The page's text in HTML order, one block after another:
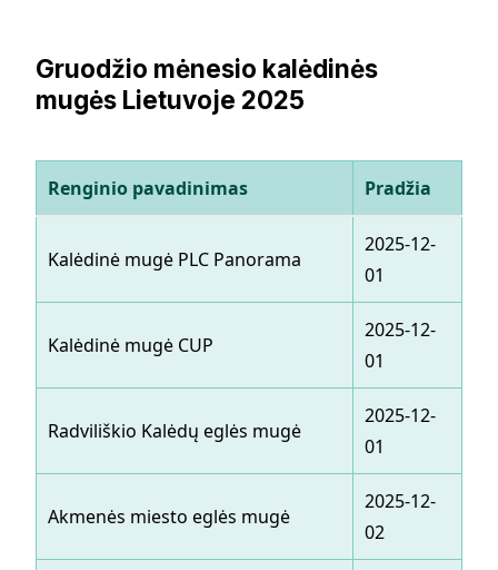
Gruodžio mėnesio kalėdinės
mugės Lietuvoje 2025
Renginio pavadinimas Pradžia
Kalėdinė mugė PLC Panorama
2025-12-
01
Kalėdinė mugė CUP
2025-12-
01
Radviliškio Kalėdų eglės mugė
2025-12-
01
Akmenės miesto eglės mugė
2025-12-
02